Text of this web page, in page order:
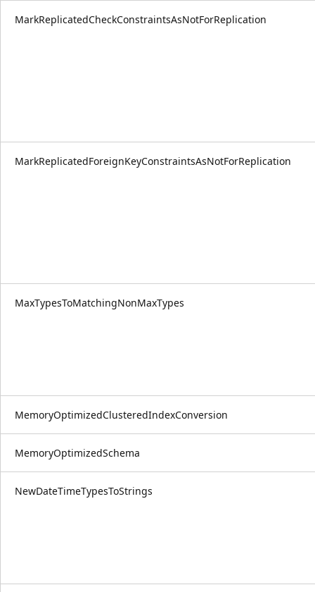
MarkReplicatedCheckConstraintsAsNotForReplication
MarkReplicatedForeignKeyConstraintsAsNotForReplication
MaxTypesToMatchingNonMaxTypes
MemoryOptimizedClusteredIndexConversion
MemoryOptimizedSchema
NewDateTimeTypesToStrings